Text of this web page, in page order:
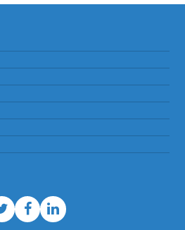
TwitterFacebook
LinkedIn